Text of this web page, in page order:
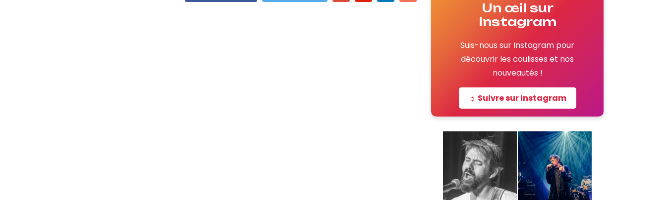
Un œil sur
Instagram
Suis-nous sur Instagram pour
découvrir les coulisses et nos
nouveautés !
☼ Suivre sur Instagram